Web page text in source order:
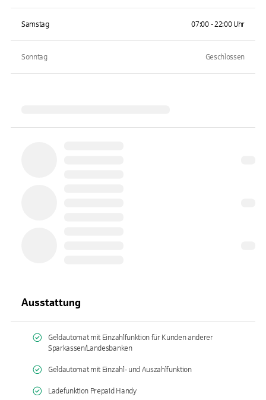
Samstag 07:00 - 22:00 Uhr
Sonntag Geschlossen
Ausstattung
Geldautomat mit Einzahlfunktion für Kunden anderer
Sparkassen/Landesbanken
Geldautomat mit Einzahl- und Auszahlfunktion
Ladefunktion Prepaid Handy